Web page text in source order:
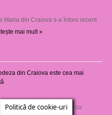
Maria din Craiova s-a întors recent
mai mult »
din Craiova este cea mai
din Craiova vine este cu
Politică de cookie-uri